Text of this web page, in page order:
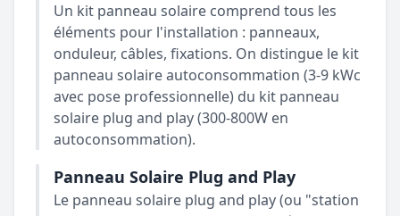
Un kit panneau solaire comprend tous les
éléments pour l'installation : panneaux,
onduleur, câbles, fixations. On distingue le kit
panneau solaire autoconsommation (3-9 kWc
avec pose professionnelle) du kit panneau
solaire plug and play (300-800W en
autoconsommation).
Panneau Solaire Plug and Play
Le panneau solaire plug and play (ou "station